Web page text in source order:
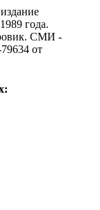
года.
CМИ -
от